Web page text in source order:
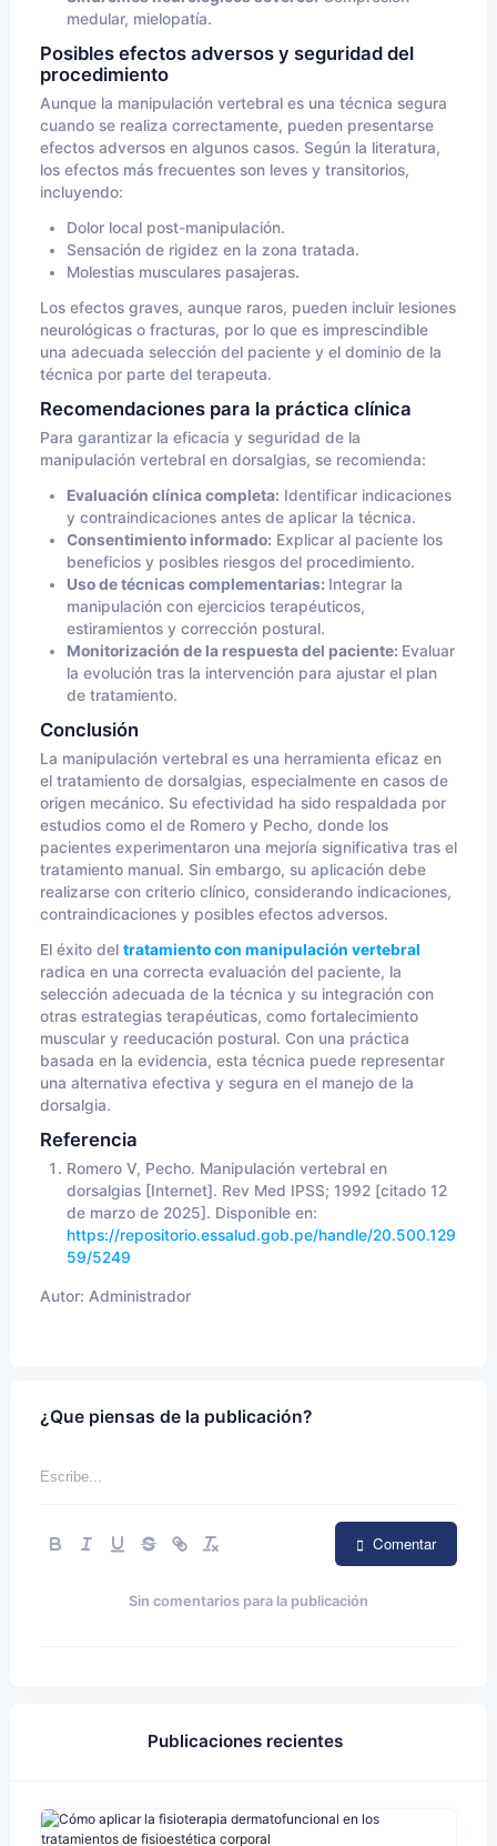
medular, mielopatía.
Posibles efectos adversos y seguridad del
procedimiento
Aunque la manipulación vertebral es una técnica segura
cuando se realiza correctamente, pueden presentarse
efectos adversos en algunos casos. Según la literatura,
los efectos más frecuentes son leves y transitorios,
incluyendo:
Dolor local post-manipulación.
Sensación de rigidez en la zona tratada.
Molestias musculares pasajeras.
Los efectos graves, aunque raros, pueden incluir lesiones
neurológicas o fracturas, por lo que es imprescindible
una adecuada selección del paciente y el dominio de la
técnica por parte del terapeuta.
Recomendaciones para la práctica clínica
Para garantizar la eficacia y seguridad de la
manipulación vertebral en dorsalgias, se recomienda:
Evaluación clínica completa: Identificar indicaciones
y contraindicaciones antes de aplicar la técnica.
Consentimiento informado: Explicar al paciente los
beneficios y posibles riesgos del procedimiento.
Uso de técnicas complementarias: Integrar la
manipulación con ejercicios terapéuticos,
estiramientos y corrección postural.
Monitorización de la respuesta del paciente: Evaluar
la evolución tras la intervención para ajustar el plan
de tratamiento.
Conclusión
La manipulación vertebral es una herramienta eficaz en
el tratamiento de dorsalgias, especialmente en casos de
origen mecánico. Su efectividad ha sido respaldada por
estudios como el de Romero y Pecho, donde los
pacientes experimentaron una mejoría significativa tras el
tratamiento manual. Sin embargo, su aplicación debe
realizarse con criterio clínico, considerando indicaciones,
contraindicaciones y posibles efectos adversos.
El éxito del tratamiento con manipulación vertebral
radica en una correcta evaluación del paciente, la
selección adecuada de la técnica y su integración con
otras estrategias terapéuticas, como fortalecimiento
muscular y reeducación postural. Con una práctica
basada en la evidencia, esta técnica puede representar
una alternativa efectiva y segura en el manejo de la
dorsalgia.
Referencia
Romero V, Pecho. Manipulación vertebral en
dorsalgias [Internet]. Rev Med IPSS; 1992 [citado 12
de marzo de 2025]. Disponible en:
https://repositorio.essalud.gob.pe/handle/20.500.129
59/5249
Autor: Administrador
¿Que piensas de la publicación?
Comentar
Sin comentarios para la publicación
Publicaciones recientes